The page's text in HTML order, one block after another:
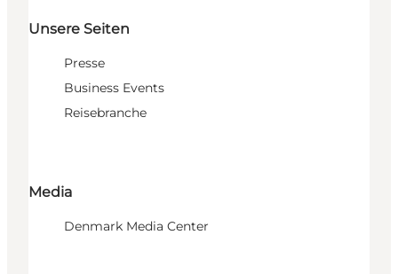
Unsere Seiten
Presse
Business Events
Reisebranche
Media
Denmark Media Center